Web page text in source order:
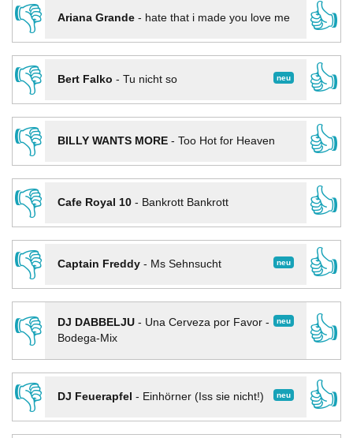
👎
Ariana Grande- hate that i made you love me
👍
👎
neu
Bert Falko - Tu nicht so
👍
👎
BILLY WANTS MORE- Too Hot for Heaven
👍
👎
Cafe Royal 10- Bankrott Bankrott
👍
👎
neu
Captain Freddy- Ms Sehnsucht
👍
👎
neu
DJ DABBELJU- Una Cerveza por Favor -
Bodega-Mix
👍
👎
neu
DJ Feuerapfel - Einhörner (Iss sie nicht!)
👍